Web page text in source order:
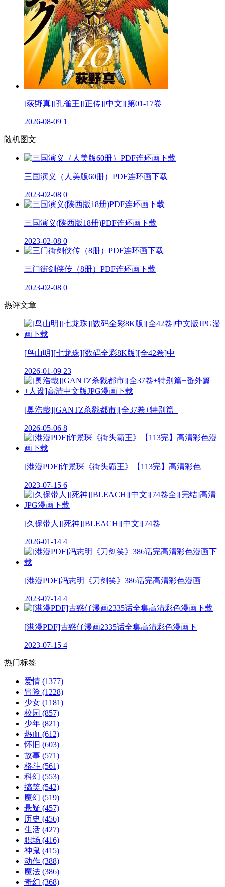
[荻野真][孔雀王][正传][中文][第01-17卷
2026-08-09 1
随机图文
三国演义（人美版60册）PDF连环画下载
2023-02-08 0
三国演义(陕西版18册)PDF连环画下载
2023-02-08 0
三门街剑侠传（8册）PDF连环画下载
2023-02-08 0
热评文章
[鸟山明][七龙珠][数码全彩8K版][全42卷]中
2026-01-09 23
[奥浩哉][GANTZ杀戮都市][全37卷+特别篇+
2026-05-06 8
[港漫PDF]许景琛《街头霸王》【113完】高清彩色
2023-07-15 6
[久保带人][死神][BLEACH][中文][74卷
2026-01-14 4
[港漫PDF]冯志明《刀剑笑》386话完高清彩色漫画
2023-07-14 4
[港漫PDF]古惑仔漫画2335话全集高清彩色漫画下
2023-07-15 4
热门标签
爱情 (1377)
冒险 (1228)
少女 (1181)
校园 (857)
少年 (821)
热血 (612)
怀旧 (603)
故事 (571)
格斗 (561)
科幻 (553)
搞笑 (542)
魔幻 (519)
悬疑 (457)
历史 (456)
生活 (427)
职场 (416)
神鬼 (415)
动作 (388)
魔法 (386)
奇幻 (368)